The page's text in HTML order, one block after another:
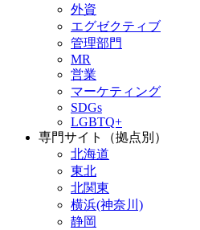
外資
エグゼクティブ
管理部門
MR
営業
マーケティング
SDGs
LGBTQ+
専門サイト（拠点別）
北海道
東北
北関東
横浜(神奈川)
静岡